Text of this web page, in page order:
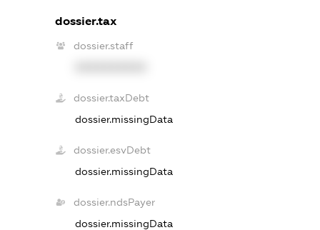
dossier.tax
dossier.staff
dossier.taxDebt
dossier.missingData
dossier.esvDebt
dossier.missingData
dossier.ndsPayer
dossier.missingData